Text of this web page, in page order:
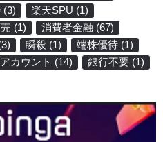
(3) 楽天SPU (1)
(1) 消費者金融 (67)
瞬殺 (1) 端株優待 (1)
カウント (14) 銀行不要 (1)